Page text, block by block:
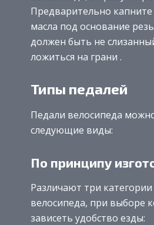
Предварительно
масла под основание
должен быть не
ложиться на грани .
Типы педалей
Педали велосипеда
следующие виды:
По принципу
Различают три
велосипеда, при выборе
зависеть удобство езды: